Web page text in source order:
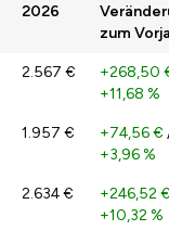
2026
zum
2.567 € +268,50 €
+11,68 %
1.957 € +74,56 € /
+3,96 %
2.634 € +246,52 €
+10,32 %